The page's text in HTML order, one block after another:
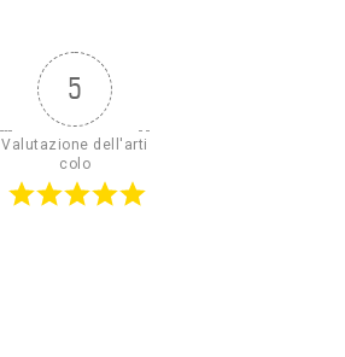
5
Valutazione dell'arti
colo